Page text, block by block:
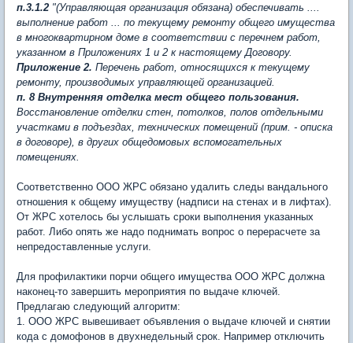
п.3.1.2 "(Управляющая организация обязана) обеспечивать ....
выполнение работ ... по текущему ремонту общего имущества
в многоквартирном доме в соответствии с перечнем работ,
указанном в Приложениях 1 и 2 к настоящему Договору.
Приложение 2. Перечень работ, относящихся к текущему
ремонту, производимых управляющей организацией.
п. 8 Внутренняя отделка мест общего пользования.
Восстановление отделки стен, потолков, полов отдельными
участками в подъездах, технических помещений (прим. - описка
в договоре), в других общедомовых вспомогательных
помещениях.
Соответственно ООО ЖРС обязано удалить следы вандального
отношения к общему имуществу (надписи на стенах и в лифтах).
От ЖРС хотелось бы услышать сроки выполнения указанных
работ. Либо опять же надо поднимать вопрос о перерасчете за
непредоставленные услуги.
Для профилактики порчи общего имущества ООО ЖРС должна
наконец-то завершить мероприятия по выдаче ключей.
Предлагаю следующий алгоритм:
1. ООО ЖРС вывешивает объявления о выдаче ключей и снятии
кода с домофонов в двухнедельный срок. Например отключить